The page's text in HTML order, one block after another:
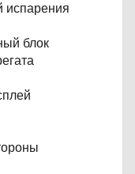
испарения
блок